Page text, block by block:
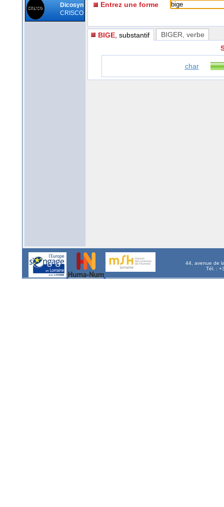
Dicosyn
CRISCO
Entrez une forme
BIGE , substantif BIGER , verbe
char
44, avenue de
Tél. :